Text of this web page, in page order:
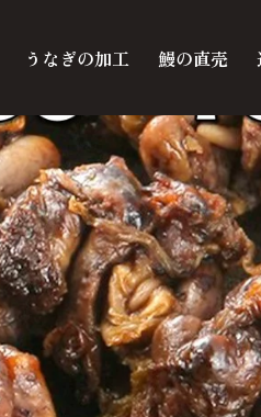
うなぎの加工 鰻の直売